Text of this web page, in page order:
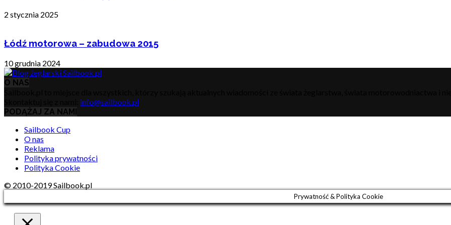
2 stycznia 2025
Łódź motorowa – zabudowa 2015
10 grudnia 2024
O NAS
info@sailbook.pl
PODĄŻAJ ZA NAMI
Sailbook Cup
O nas
Reklama
Polityka prywatności
Polityka Cookie
© 2010-2019 Sailbook.pl
Prywatność & Polityka Cookie